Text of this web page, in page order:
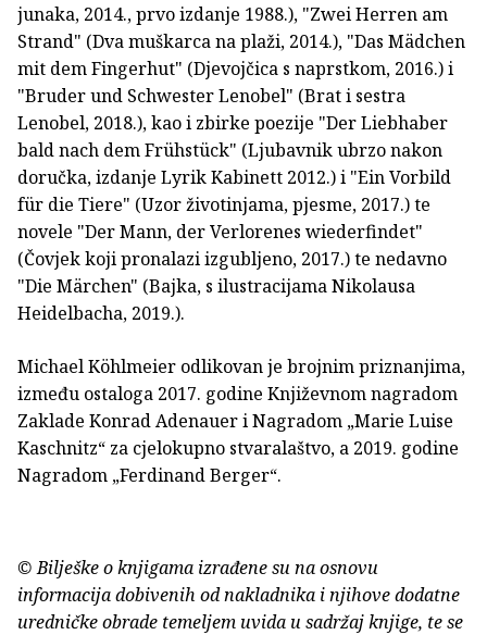
junaka, 2014., prvo izdanje 1988.), "Zwei Herren am
Strand" (Dva muškarca na plaži, 2014.), "Das Mädchen
mit dem Fingerhut" (Djevojčica s naprstkom, 2016.) i
"Bruder und Schwester Lenobel" (Brat i sestra
Lenobel, 2018.), kao i zbirke poezije "Der Liebhaber
bald nach dem Frühstück" (Ljubavnik ubrzo nakon
doručka, izdanje Lyrik Kabinett 2012.) i "Ein Vorbild
für die Tiere" (Uzor životinjama, pjesme, 2017.) te
novele "Der Mann, der Verlorenes wiederfindet"
(Čovjek koji pronalazi izgubljeno, 2017.) te nedavno
"Die Märchen" (Bajka, s ilustracijama Nikolausa
Heidelbacha, 2019.).
Michael Köhlmeier odlikovan je brojnim priznanjima,
između ostaloga 2017. godine Književnom nagradom
Zaklade Konrad Adenauer i Nagradom „Marie Luise
Kaschnitz“ za cjelokupno stvaralaštvo, a 2019. godine
Nagradom „Ferdinand Berger“.
© Bilješke o knjigama izrađene su na osnovu
informacija dobivenih od nakladnika i njihove dodatne
uredničke obrade temeljem uvida u sadržaj knjige, te se